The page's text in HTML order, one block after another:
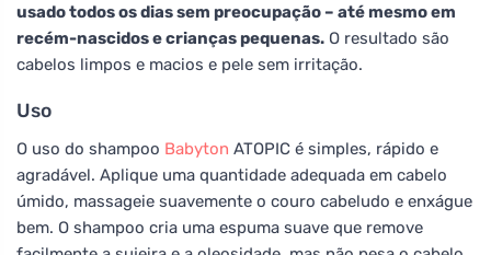
usado todos os dias sem preocupação – até mesmo em
recém-nascidos e crianças pequenas. O resultado são
cabelos limpos e macios e pele sem irritação.
Uso
O uso do shampoo Babyton ATOPIC é simples, rápido e
agradável. Aplique uma quantidade adequada em cabelo
úmido, massageie suavemente o couro cabeludo e enxágue
bem. O shampoo cria uma espuma suave que remove